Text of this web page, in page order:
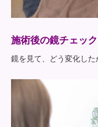
施術後の鏡チェック
鏡を見て、どう変化した